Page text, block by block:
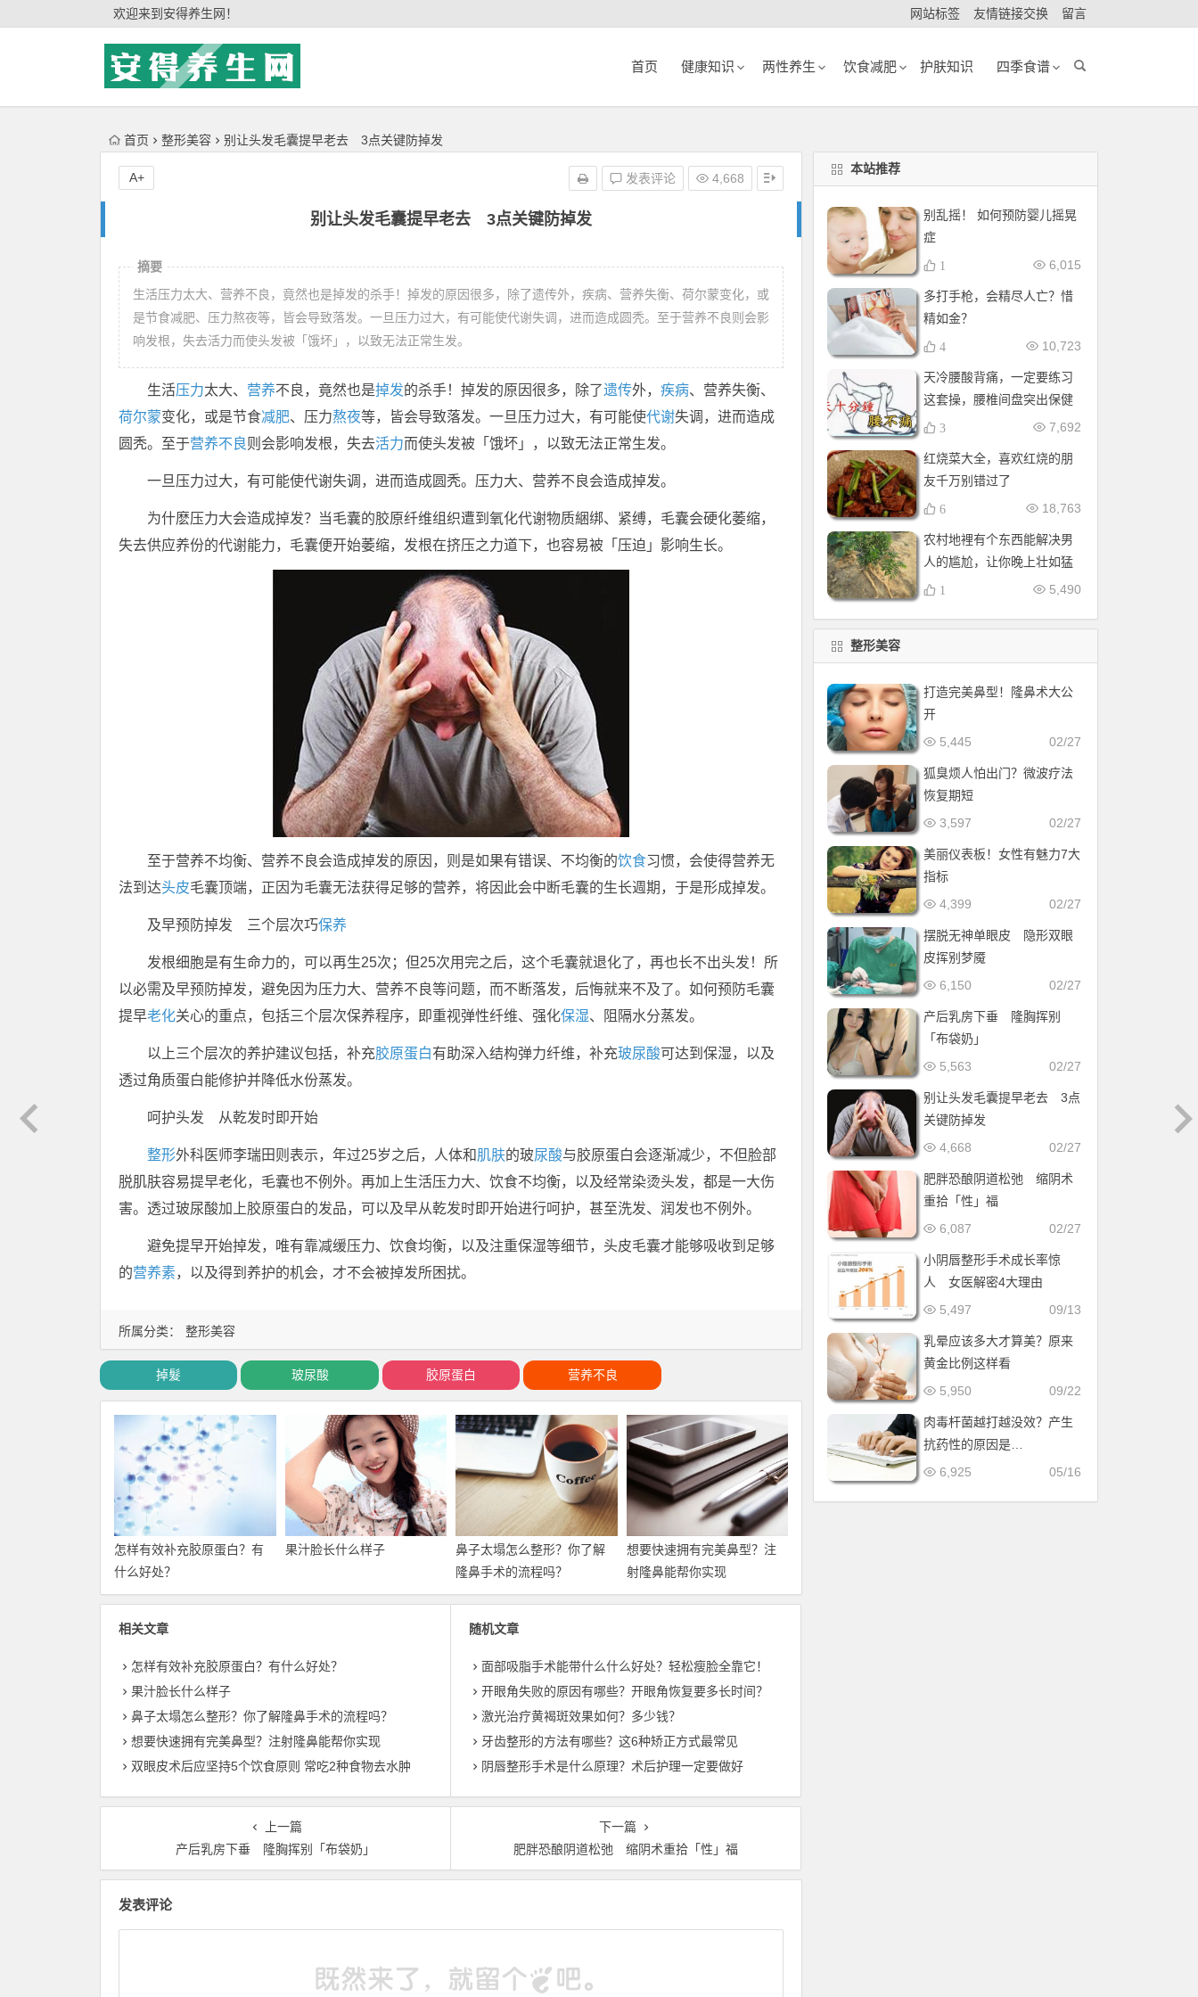
欢迎来到安得养生网！ 网站标签 友情链接交换 留言
首页 健康知识 两性养生 饮食减肥 护肤知识 四季食谱
首页 整形美容 别让头发毛囊提早老去 3点关键防掉发
别让头发毛囊提早老去 3点关键防掉发
发表评论 4,668
A+
所属分类： 整形美容
摘要
生活压力太大、营养不良，竟然也是掉发的杀手！掉发的原因很多，除了遗传外，疾病、营养失衡、荷尔蒙变化，或
是节食减肥、压力熬夜等，皆会导致落发。一旦压力过大，有可能使代谢失调，进而造成圆秃。至于营养不良则会影
响发根，失去活力而使头发被「饿坏」，以致无法正常生发。
生活压力太大、 营养不良，竟然也是掉发的杀手！掉发的原因很多，除了遗传外， 疾病、营养失衡、
荷尔蒙变化，或是节食减肥、压力熬夜等，皆会导致落发。一旦压力过大，有可能使代谢失调，进而造成
圆秃。至于营养不良则会影响发根，失去活力而使头发被「饿坏」，以致无法正常生发。
一旦压力过大，有可能使代谢失调，进而造成圆秃。压力大、营养不良会造成掉发。
为什麽压力大会造成掉发？当毛囊的胶原纤维组织遭到氧化代谢物质綑绑、紧缚，毛囊会硬化萎缩，
失去供应养份的代谢能力，毛囊便开始萎缩，发根在挤压之力道下，也容易被「压迫」影响生长。
至于营养不均衡、营养不良会造成掉发的原因，则是如果有错误、不均衡的饮食习惯，会使得营养无
法到达头皮毛囊顶端，正因为毛囊无法获得足够的营养，将因此会中断毛囊的生长週期，于是形成掉发。
及早预防掉发 三个层次巧保养
发根细胞是有生命力的，可以再生25次；但25次用完之后，这个毛囊就退化了，再也长不出头发！所
以必需及早预防掉发，避免因为压力大、营养不良等问题，而不断落发，后悔就来不及了。如何预防毛囊
提早老化关心的重点，包括三个层次保养程序，即重视弹性纤维、强化保湿、阻隔水分蒸发。
以上三个层次的养护建议包括，补充胶原蛋白有助深入结构弹力纤维，补充玻尿酸可达到保湿，以及
透过角质蛋白能修护并降低水份蒸发。
呵护头发 从乾发时即开始
整形外科医师李瑞田则表示，年过25岁之后，人体和肌肤的玻尿酸与胶原蛋白会逐渐减少，不但脸部
脱肌肤容易提早老化，毛囊也不例外。再加上生活压力大、饮食不均衡，以及经常染烫头发，都是一大伤
害。透过玻尿酸加上胶原蛋白的发品，可以及早从乾发时即开始进行呵护，甚至洗发、润发也不例外。
避免提早开始掉发，唯有靠减缓压力、饮食均衡，以及注重保湿等细节，头皮毛囊才能够吸收到足够
的营养素，以及得到养护的机会，才不会被掉发所困扰。
掉髮 玻尿酸 胶原蛋白 营养不良
怎样有效补充胶原蛋白？有
什么好处？
果汁脸长什么样子
鼻子太塌怎么整形？你了解
隆鼻手术的流程吗？
想要快速拥有完美鼻型？注
射隆鼻能帮你实现
相关文章
怎样有效补充胶原蛋白？有什么好处？
果汁脸长什么样子
鼻子太塌怎么整形？你了解隆鼻手术的流程吗？
想要快速拥有完美鼻型？注射隆鼻能帮你实现
双眼皮术后应坚持5个饮食原则 常吃2种食物去水肿
随机文章
面部吸脂手术能带什么什么好处？轻松瘦脸全靠它！
开眼角失败的原因有哪些？开眼角恢复要多长时间？
激光治疗黄褐斑效果如何？多少钱？
牙齿整形的方法有哪些？这6种矫正方式最常见
阴唇整形手术是什么原理？术后护理一定要做好
上一篇
产后乳房下垂 隆胸挥别「布袋奶」
下一篇
肥胖恐酿阴道松弛 缩阴术重拾「性」福
发表评论
本站推荐
别乱摇！ 如何预防婴儿摇晃
症
6,015
1
多打手枪，会精尽人亡？惜
精如金？
10,723
4
天冷腰酸背痛，一定要练习
这套操，腰椎间盘突出保健
操，全套收好！每天十分钟
7,692
3
红烧菜大全，喜欢红烧的朋
友千万别错过了
18,763
6
农村地裡有个东西能解决男
人的尴尬，让你晚上壮如猛
牛床受不了
5,490
1
整形美容
打造完美鼻型！隆鼻术大公
开
02/27
5,445
狐臭烦人怕出门？微波疗法
恢复期短
02/27
3,597
美丽仪表板！女性有魅力7大
指标
02/27
4,399
摆脱无神单眼皮 隐形双眼
皮挥别梦魇
02/27
6,150
产后乳房下垂 隆胸挥别
「布袋奶」
02/27
5,563
别让头发毛囊提早老去 3点
关键防掉发
02/27
4,668
肥胖恐酿阴道松弛 缩阴术
重拾「性」福
02/27
6,087
小阴唇整形手术成长率惊
人 女医解密4大理由
09/13
5,497
乳晕应该多大才算美？原来
黄金比例这样看
09/22
5,950
肉毒杆菌越打越没效？产生
抗药性的原因是…
05/16
6,925